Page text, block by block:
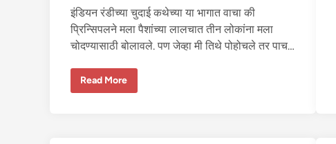
इंडियन रंडीच्या चुदाई कथेच्या या भागात वाचा की
प्रिन्सिपलने मला पैशांच्या लालचात तीन लोकांना मला
चोदण्यासाठी बोलावले. पण जेव्हा मी तिथे पोहोचले तर पाच…
दु
Read More